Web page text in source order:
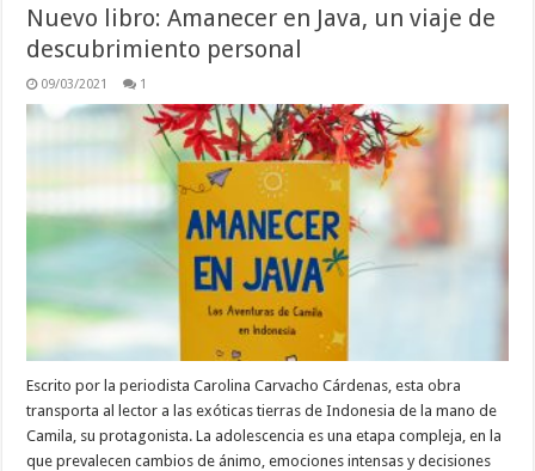
Nuevo libro: Amanecer en Java, un viaje de
descubrimiento personal
09/03/2021 1
Escrito por la periodista Carolina Carvacho Cárdenas, esta obra
transporta al lector a las exóticas tierras de Indonesia de la mano de
Camila, su protagonista. La adolescencia es una etapa compleja, en la
que prevalecen cambios de ánimo, emociones intensas y decisiones